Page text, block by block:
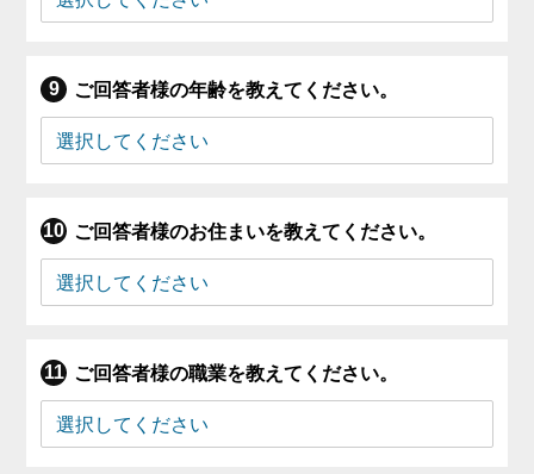
ご回答者様の年齢を教えてください。
ご回答者様のお住まいを教えてください。
ご回答者様の職業を教えてください。